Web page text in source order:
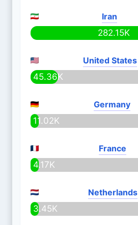
Iran
282.15K
United States
45.36K
Germany
11.02K
France
4.17K
Netherlands
3.45K